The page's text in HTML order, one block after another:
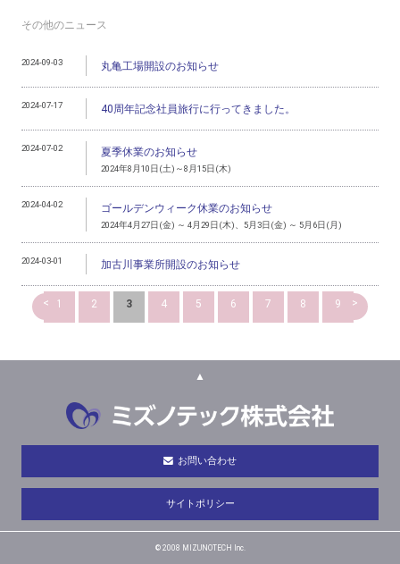
その他のニュース
2024-09-03 丸亀工場開設のお知らせ
2024-07-17 40周年記念社員旅行に行ってきました。
2024-07-02 夏季休業のお知らせ
2024年8月10日(土)～8月15日(木)
2024-04-02 ゴールデンウィーク休業のお知らせ
2024年4月27日(金) ～ 4月29日(木)、5月3日(金) ～ 5月6日(月)
2024-03-01 加古川事業所開設のお知らせ
< 1 2 3 4 5 6 7 8 9 >
▲
お問い合わせ
サイトポリシー
© 2008 MIZUNOTECH Inc.